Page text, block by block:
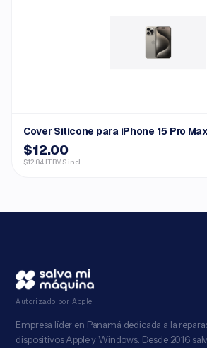
Cover Silicone para iPhone 15 Pro Max
$12.00
$12.84 ITBMS incl.
Autorizado por Apple
Empresa líder en Panamá dedicada a la
dispositivos Apple y Windows. Desde 2016